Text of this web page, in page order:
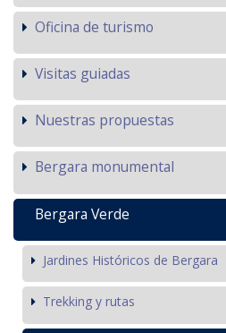
Oficina de turismo
Visitas guiadas
Nuestras propuestas
Bergara monumental
Bergara Verde
Jardines Históricos de Bergara
Trekking y rutas